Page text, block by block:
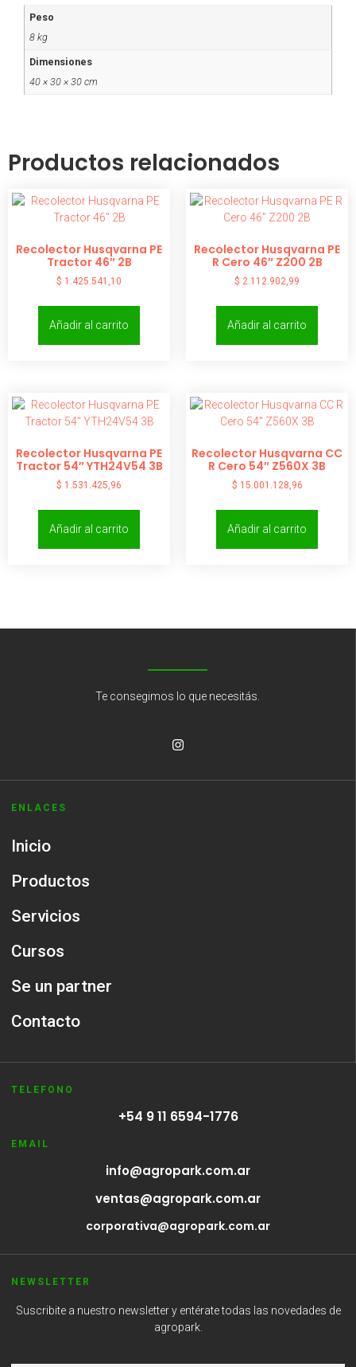
Peso
8 kg
Dimensiones
40 × 30 × 30 cm
Productos relacionados
Recolector Husqvarna PE
Tractor 46″ 2B
$ 1.425.541,10
Añadir al carrito
Recolector Husqvarna PE
R Cero 46″ Z200 2B
$ 2.112.902,99
Añadir al carrito
Recolector Husqvarna PE
Tractor 54″ YTH24V54 3B
$ 1.531.425,96
Añadir al carrito
Recolector Husqvarna CC
R Cero 54″ Z560X 3B
$ 15.001.128,96
Añadir al carrito
Te consegimos lo que necesitás.
ENLACES
Inicio
Productos
Servicios
Cursos
Se un partner
Contacto
TELEFONO
+54 9 11 6594-1776
EMAIL
info@agropark.com.ar
ventas@agropark.com.ar
corporativa@agropark.com.ar
NEWSLETTER
Suscribite a nuestro newsletter y entérate todas las novedades de
agropark.